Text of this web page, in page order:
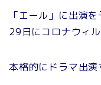
「エール」に出演
29日にコロナウィ
本格的にドラマ出演